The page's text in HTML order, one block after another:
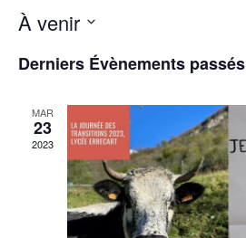
À venir
une
Derniers Évènements passés
MAR
23
2023